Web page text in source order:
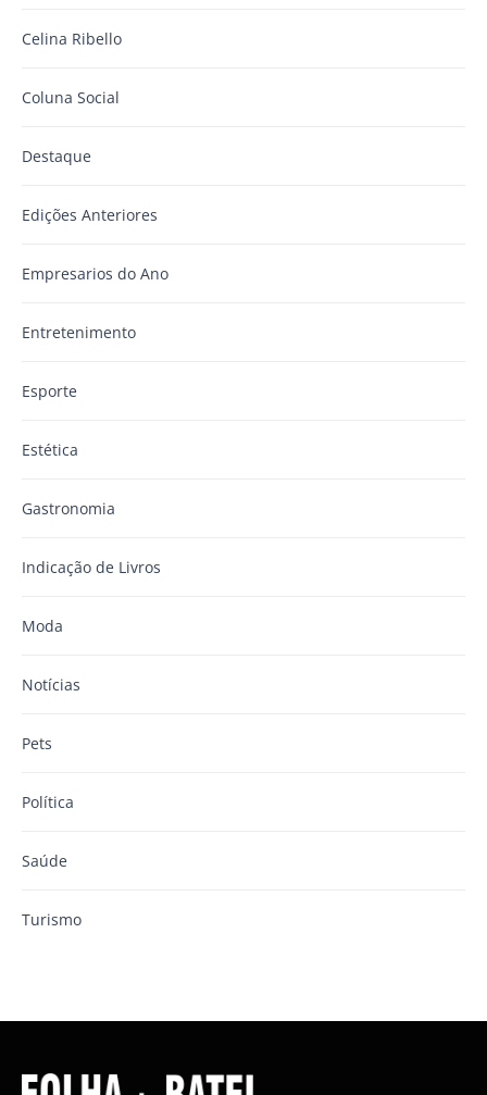
Celina Ribello
Coluna Social
Destaque
Edições Anteriores
Empresarios do Ano
Entretenimento
Esporte
Estética
Gastronomia
Indicação de Livros
Moda
Notícias
Pets
Política
Saúde
Turismo